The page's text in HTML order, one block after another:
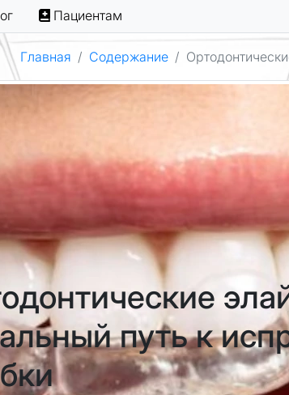
Пациентам
Главная Содержание
путь к